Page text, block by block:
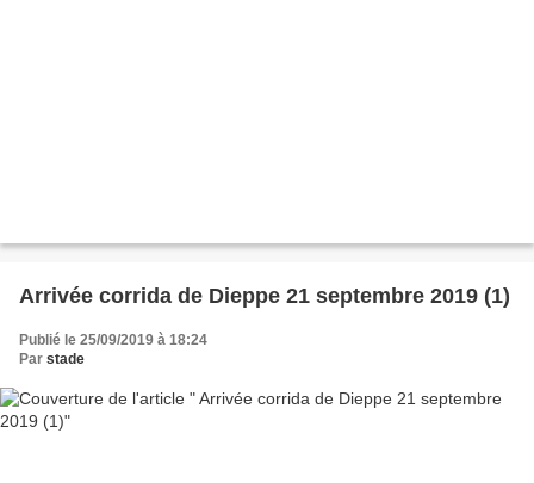
Arrivée corrida de Dieppe 21 septembre 2019 (1)
Publié le 25/09/2019 à 18:24
Par stade